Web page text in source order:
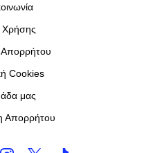
Χρήσης
Απορρήτου
Cookies
μας
Απορρήτου